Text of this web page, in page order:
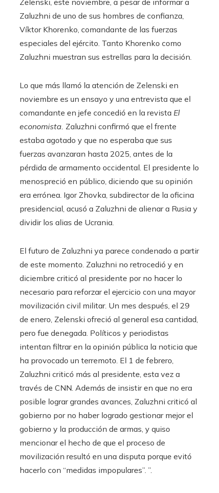
Zelenski, este noviembre, a pesar de informar a
Zaluzhni de uno de sus hombres de confianza,
Víktor Khorenko, comandante de las fuerzas
especiales del ejército. Tanto Khorenko como
Zaluzhni muestran sus estrellas para la decisión.
Lo que más llamó la atención de Zelenski en
noviembre es un ensayo y una entrevista que el
comandante en jefe concedió en la revista El
economista. Zaluzhni confirmó que el frente
estaba agotado y que no esperaba que sus
fuerzas avanzaran hasta 2025, antes de la
pérdida de armamento occidental. El presidente lo
menospreció en público, diciendo que su opinión
era errónea. Igor Zhovka, subdirector de la oficina
presidencial, acusó a Zaluzhni de alienar a Rusia y
dividir los alias de Ucrania.
El futuro de Zaluzhni ya parece condenado a partir
de este momento. Zaluzhni no retrocedió y en
diciembre criticó al presidente por no hacer lo
necesario para reforzar el ejercicio con una mayor
movilización civil militar. Un mes después, el 29
de enero, Zelenski ofreció al general esa cantidad,
pero fue denegada. Políticos y periodistas
intentan filtrar en la opinión pública la noticia que
ha provocado un terremoto. El 1 de febrero,
Zaluzhni criticó más al presidente, esta vez a
través de CNN. Además de insistir en que no era
posible lograr grandes avances, Zaluzhni criticó al
gobierno por no haber logrado gestionar mejor el
gobierno y la producción de armas, y quiso
mencionar el hecho de que el proceso de
movilización resultó en una disputa porque evitó
hacerlo con “medidas impopulares”. ”.